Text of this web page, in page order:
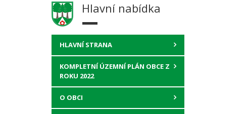
Hlavní nabídka
HLAVNÍ STRANA
KOMPLETNÍ ÚZEMNÍ PLÁN OBCE Z
ROKU 2022
O OBCI